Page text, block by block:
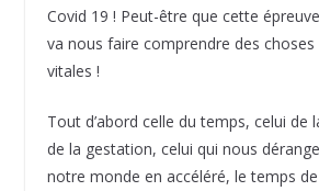
Covid 19 ! Peut-être que cette
va nous faire comprendre des
vitales !
Tout d’abord celle du temps, celui de
de la gestation, celui qui nous
notre monde en accéléré, le temps